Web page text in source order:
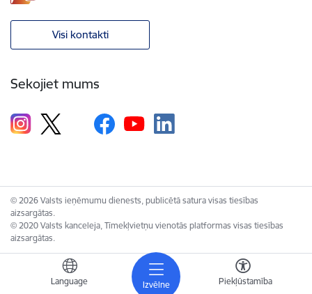
Izvēlne
Language Piekļūstamība
Visi kontakti
Sekojiet mums
© 2026 Valsts ieņēmumu dienests, publicētā satura visas tiesības
aizsargātas.
© 2020 Valsts kanceleja, Tīmekļvietņu vienotās platformas visas tiesības
aizsargātas.